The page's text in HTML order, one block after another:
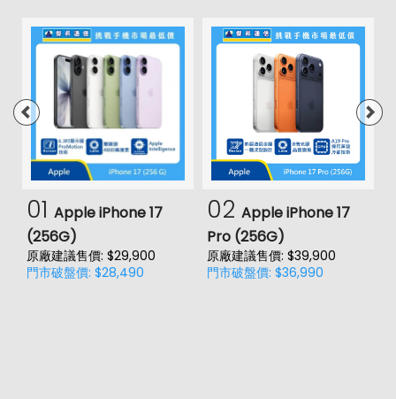
01 Apple iPhone 17
(256G)
原廠建議售價: $29,900
門市破盤價: $28,490
02 Apple iPhone 17
Pro (256G)
原廠建議售價: $39,900
門市破盤價: $36,990